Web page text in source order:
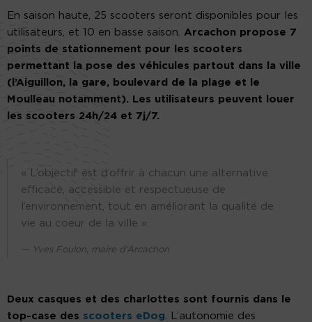
En saison haute, 25 scooters seront disponibles pour les
utilisateurs, et 10 en basse saison. Arcachon propose 7
points de stationnement pour les scooters
permettant la pose des véhicules partout dans la ville
(l’Aiguillon, la gare, boulevard de la plage et le
Moulleau notamment). Les utilisateurs peuvent louer
les scooters 24h/24 et 7j/7.
« L’objectif est d’offrir à chacun une alternative
efficace, accessible et respectueuse de
l’environnement, tout en améliorant la qualité de
vie au coeur de la ville ».
Yves Foulon, maire d’Arcachon
Deux casques et des charlottes sont fournis dans le
top-case des scooters eDog . L’autonomie des